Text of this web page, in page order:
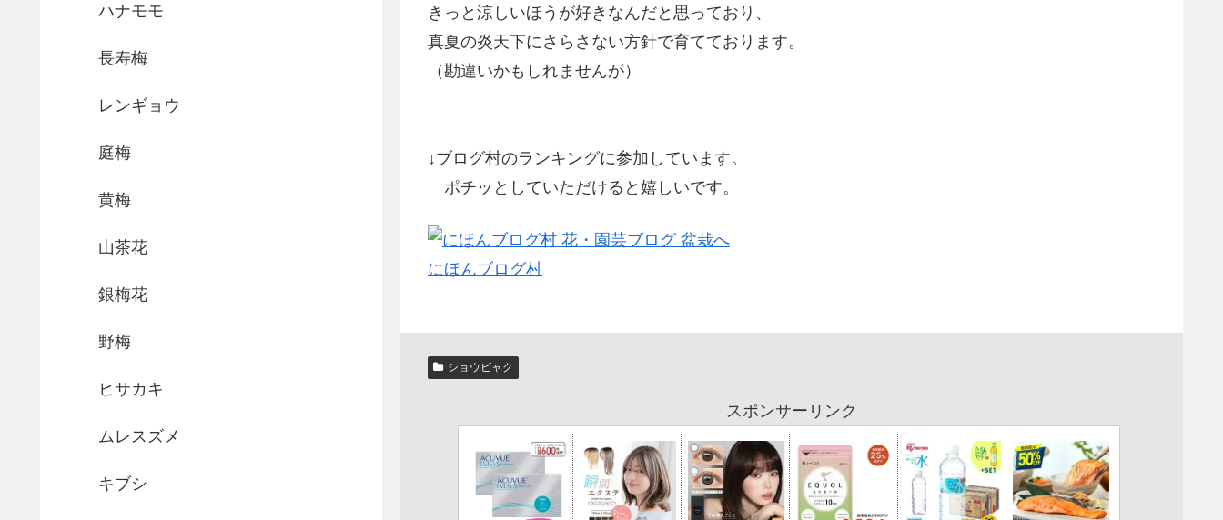
きっと涼しいほうが好きなんだと思っており、
真夏の炎天下にさらさない方針で育てております。
（勘違いかもしれませんが）
↓ブログ村のランキングに参加しています。
ポチッとしていただけると嬉しいです。
にほんブログ村
ショウビャク
スポンサーリンク
ハナモモ
長寿梅
レンギョウ
庭梅
黄梅
山茶花
銀梅花
野梅
ヒサカキ
ムレスズメ
キブシ